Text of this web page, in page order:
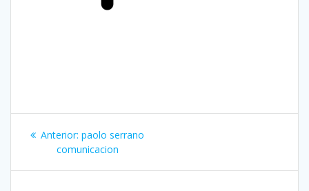
Navegación
Anterior: Entrada
anterior:
paolo serrano
comunicacion